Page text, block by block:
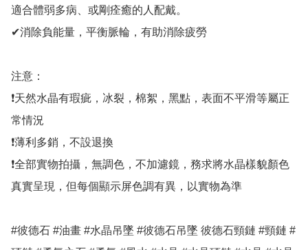
適合體弱多病、或剛痊癒的人配戴。
✔消除負能量，平衡脈輪，有助消除疲勞
注意：
❗天然水晶有瑕疵，冰裂，棉絮，黑點，表面不平滑等屬正
常情況
❗薄利多銷，不設退換
❗全部實物拍攝，無調色，不加濾鏡，務求將水晶樣貌顏色
真實呈現，但每個顯示屏色調有異，以實物為準
#彼德石 #油畫 #水晶吊墜 #彼德石吊墜 彼德石頸鏈 #頸鏈 #